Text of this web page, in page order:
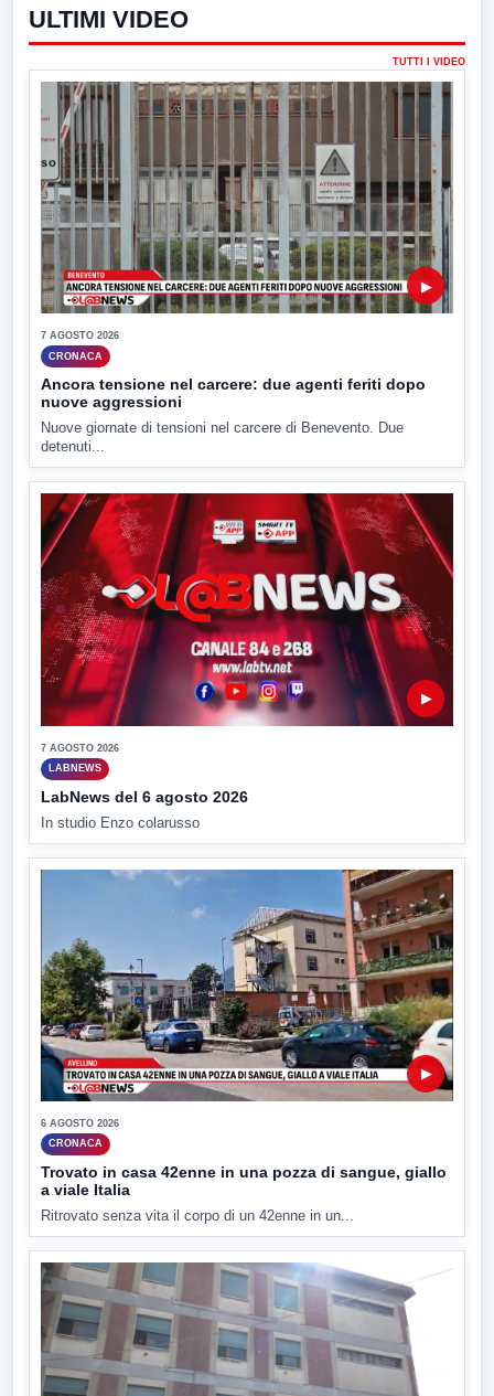
ULTIMI VIDEO
TUTTI I VIDEO
▶
7 AGOSTO 2026
CRONACA
Ancora tensione nel carcere: due agenti feriti dopo
nuove aggressioni
Nuove giornate di tensioni nel carcere di Benevento. Due
detenuti...
▶
7 AGOSTO 2026
LABNEWS
LabNews del 6 agosto 2026
In studio Enzo colarusso
▶
6 AGOSTO 2026
CRONACA
Trovato in casa 42enne in una pozza di sangue, giallo
a viale Italia
Ritrovato senza vita il corpo di un 42enne in un...